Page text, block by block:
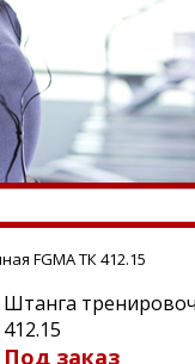
FGMA ТК 412.15
Штанга
412.15
Под заказ